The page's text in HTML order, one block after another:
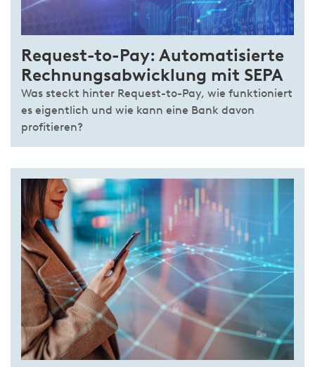
Request-to-Pay: Automatisierte
Rechnungsabwicklung mit SEPA
Was steckt hinter Request-to-Pay, wie funktioniert
es eigentlich und wie kann eine Bank davon
profitieren?